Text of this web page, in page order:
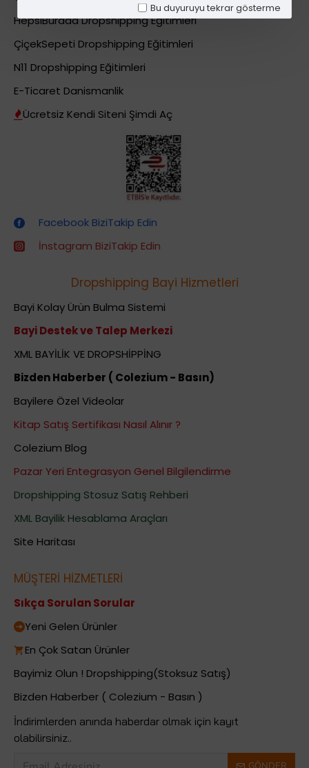
Bu duyuruyu tekrar gösterme
HepsiBurada Dropshipping Eğitimleri
ÇiçekSepeti Dropshipping Eğitimleri
N11 Dropshipping Eğitimleri
E-Ticaret Danismanlik
Ücretsiz Kendi Siteni Şimdi Aç
Facebook BiziTakip Edin
İnstagram BiziTakip Edin
Dropshipping Bayi Hizmetleri
Bayi Kolay Ürün Bulma Sistemi
Bayi Destek ve Talep Merkezi
XML BAYİLİK VE DROPSHİPPİNG
Bizden Haberber ( Colezium - Basın)
Bayilere Özel Videolar
Kitap Satış Sertifikası Nasıl Alınır ?
Colezium Blog
Pazar Yeri Entegrasyon Genel Bilgilendirme
Dropshipping Stosuz Satış Rehberi
XML Bayilik Hesablama Araçları
Site Haritası
MÜŞTERİ HİZMETLERİ
Sıkça Sorulan Sorular
Yeni Gelen Ürünler
En Çok Satan Ürünler
Bayimiz Olun ! Dropshipping(Stoksuz Satış)
Bizden Haberber ( Colezium - Basın )
İndirimlerden anında haberdar olmak için kayıt
olabilirsiniz..